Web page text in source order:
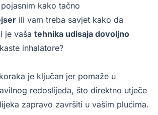
kako tačno
ili vam treba savjet kako da
je vaša tehnika udisaja dovoljno
inhalatore?
je ključan jer pomaže u
redoslijeda, što direktno utječe
zapravo završiti u vašim plućima.